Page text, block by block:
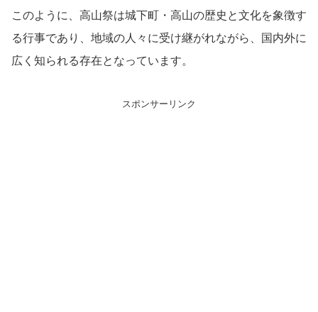
このように、高山祭は城下町・高山の歴史と文化を象徴す
る行事であり、地域の人々に受け継がれながら、国内外に
広く知られる存在となっています。
スポンサーリンク